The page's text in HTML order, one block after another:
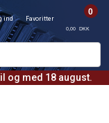
og med 18 august.
ind Favoritter
0
0,00 DKK